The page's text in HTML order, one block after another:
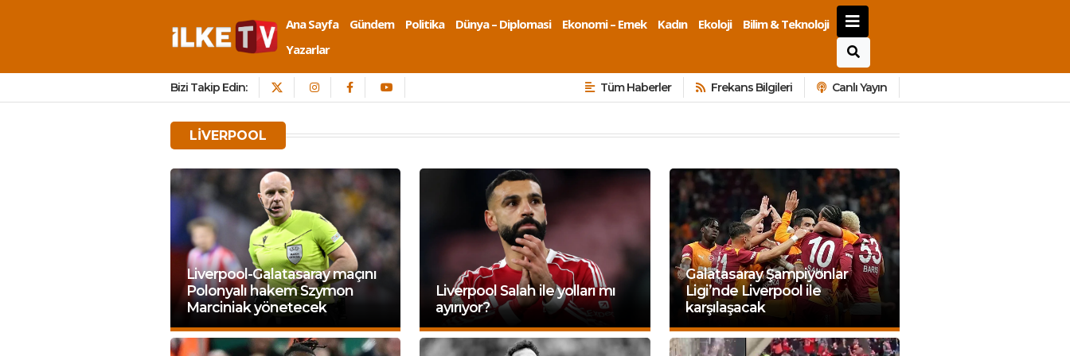
Ana Sayfa Gündem Politika Dünya – Diplomasi Ekonomi – Emek Kadın Ekoloji
Bilim & Teknoloji
Yazarlar
Bizi Takip Edin: Tüm Haberler Frekans Bilgileri Canlı Yayın
LIVERPOOL
Liverpool-Galatasaray maçını
Polonyalı hakem Szymon
Marciniak yönetecek
Liverpool Salah ile yolları mı
ayırıyor?
Galatasaray Şampiyonlar
Ligi’nde Liverpool ile
karşılaşacak